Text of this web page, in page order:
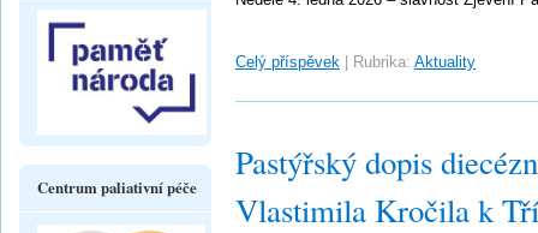
Celý příspěvek Rubrika: Aktuality
Pastýřský dopis
Vlastimila Kročila k
Centrum paliativní péče